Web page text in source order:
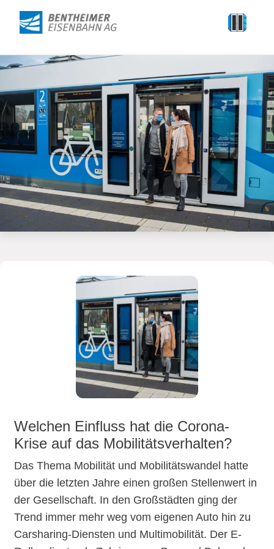
Welchen Einfluss hat die Corona-
Krise auf das Mobilitätsverhalten?
Das Thema Mobilität und Mobilitätswandel hatte
über die letzten Jahre einen großen Stellenwert in
der Gesellschaft. In den Großstädten ging der
Trend immer mehr weg vom eigenen Auto hin zu
Carsharing-Diensten und Multimobilität. Der E-